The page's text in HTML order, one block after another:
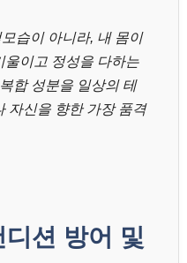
습이 아니라, 내 몸이
울이고 정성을 다하는
합 성분을 일상의 테
자신을 향한 가장 품격
션 방어 및